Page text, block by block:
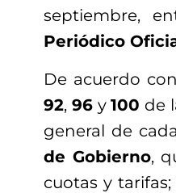
septiembre,
Periódico
De acuerdo
92, 96y100 de
general de
de Gobierno,
cuotas y